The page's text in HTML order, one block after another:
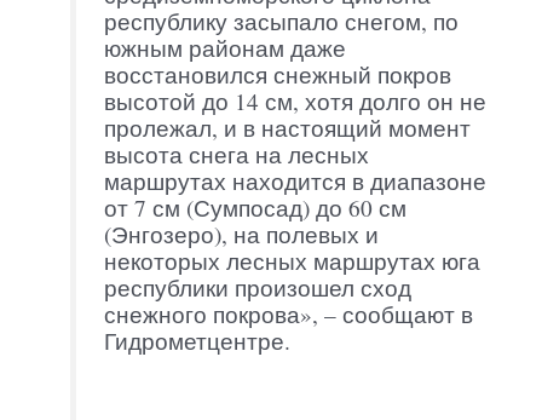
республику засыпало снегом, по
южным районам даже
восстановился снежный покров
высотой до 14 см, хотя долго он не
пролежал, и в настоящий момент
высота снега на лесных
маршрутах находится в диапазоне
от 7 см (Сумпосад) до 60 см
(Энгозеро), на полевых и
некоторых лесных маршрутах юга
республики произошел сход
снежного покрова», – сообщают в
Гидрометцентре.